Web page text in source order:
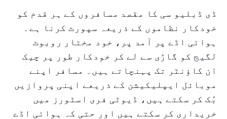
ڈی ڈبلیو سی کا مقصد مسافروں کے ہر قدم کو
خودکار نظاموں کے ذریعہ سپورٹ کرنا ہے۔
ہوائی اڈے پر آمد پر، خود مختار روبوٹ
لگیج کو گاڑی سے لے کر خودکار طور پر چیک
ان کاؤنٹر تک پہنچاتے ہیں۔ مسافر اپنے
موبائل ایپلیکیشن کے ذریعے اپنی پروازیں
بُک کر سکتے ہیں، ڈیوٹی فری اسٹورز میں
خریداری کر سکتے ہیں اور حتی کہ ہوائی اڈے